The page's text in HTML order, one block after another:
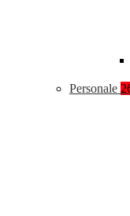
Personale